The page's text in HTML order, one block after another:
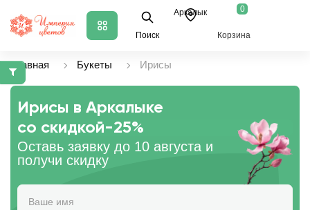
Поиск
Аркалык 0
Корзина
Главная Букеты Ирисы
Ирисы в Аркалыке
со скидкой-25%
Оставь заявку до 10 августа и
получи скидку